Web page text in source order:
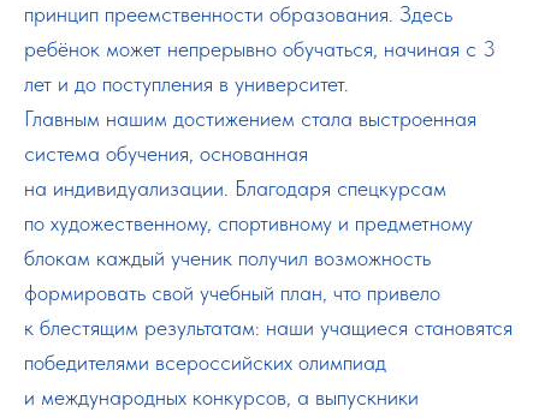
принцип преемственности образования. Здесь
ребёнок может непрерывно обучаться, начиная с 3
лет и до поступления в университет.
Главным нашим достижением стала выстроенная
система обучения, основанная
на индивидуализации. Благодаря спецкурсам
по художественному, спортивному и предметному
блокам каждый ученик получил возможность
формировать свой учебный план, что привело
к блестящим результатам: наши учащиеся становятся
победителями всероссийских олимпиад
и международных конкурсов, а выпускники